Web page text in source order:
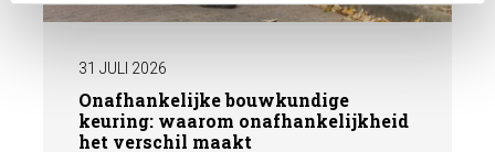
31 JULI 2026
Onafhankelijke bouwkundige
keuring: waarom onafhankelijkheid
het verschil maakt